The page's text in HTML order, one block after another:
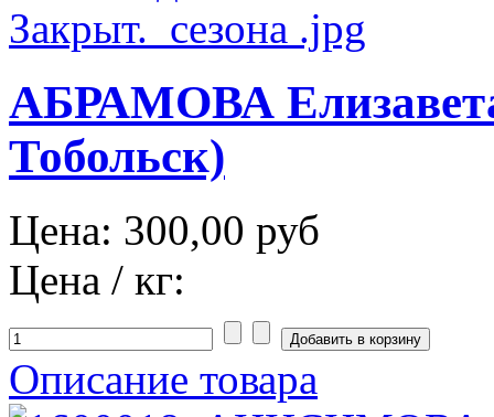
АБРАМОВА
Тобольск)
Цена: 300,00 руб
Цена / кг:
Описание товара